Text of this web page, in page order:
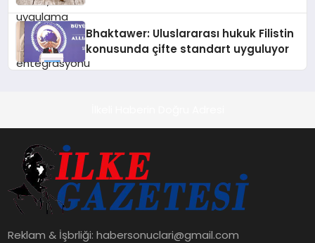
Bhaktawer: Uluslararası hukuk Filistin
konusunda çifte standart uyguluyor
Reklam & İşbrliği:habersonuclari@gmail.com